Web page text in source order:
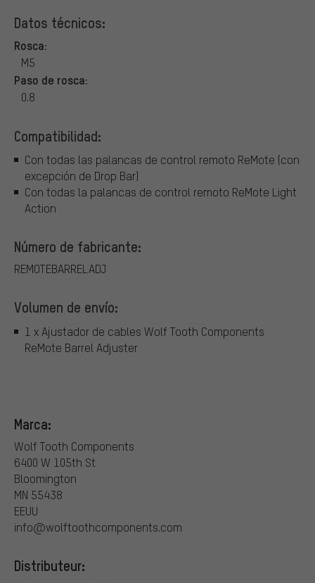
Datos técnicos:
Rosca:
M5
Paso de rosca:
0.8
Compatibilidad:
Con todas las palancas de control remoto ReMote (con
excepción de Drop Bar)
Con todas la palancas de control remoto ReMote Light
Action
Número de fabricante:
REMOTEBARRELADJ
Volumen de envío:
1 x Ajustador de cables Wolf Tooth Components
ReMote Barrel Adjuster
Marca:
Wolf Tooth Components
6400 W 105th St
Bloomington
MN 55438
EEUU
info@wolftoothcomponents.com
Distributeur: